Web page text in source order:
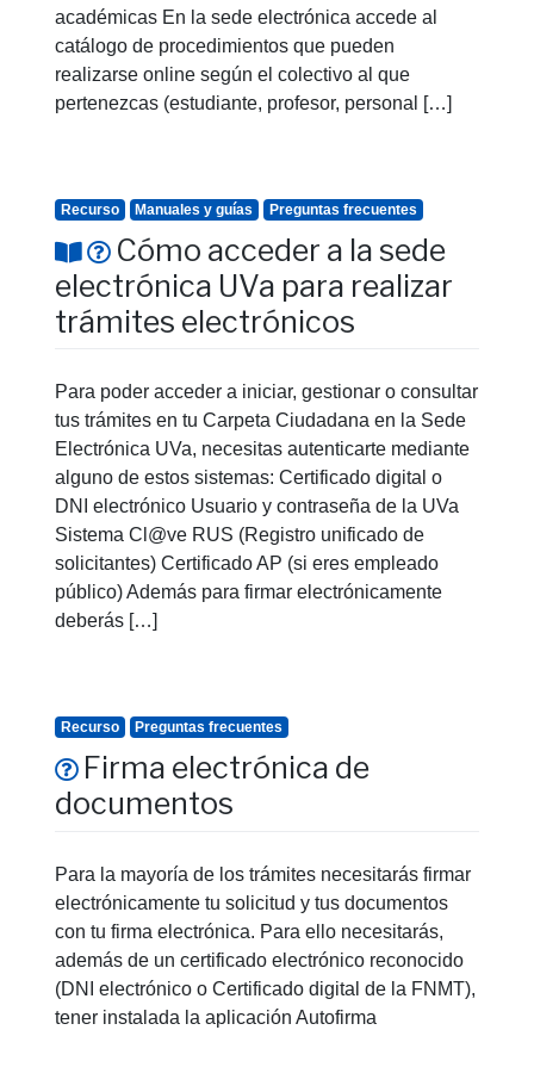
académicas En la sede electrónica accede al
catálogo de procedimientos que pueden
realizarse online según el colectivo al que
pertenezcas (estudiante, profesor, personal […]
Recurso Manuales y guías Preguntas frecuentes
Cómo acceder a la sede
electrónica UVa para realizar
trámites electrónicos
Para poder acceder a iniciar, gestionar o consultar
tus trámites en tu Carpeta Ciudadana en la Sede
Electrónica UVa, necesitas autenticarte mediante
alguno de estos sistemas: Certificado digital o
DNI electrónico Usuario y contraseña de la UVa
Sistema Cl@ve RUS (Registro unificado de
solicitantes) Certificado AP (si eres empleado
público) Además para firmar electrónicamente
deberás […]
Recurso Preguntas frecuentes
Firma electrónica de
documentos
Para la mayoría de los trámites necesitarás firmar
electrónicamente tu solicitud y tus documentos
con tu firma electrónica. Para ello necesitarás,
además de un certificado electrónico reconocido
(DNI electrónico o Certificado digital de la FNMT),
tener instalada la aplicación Autofirma